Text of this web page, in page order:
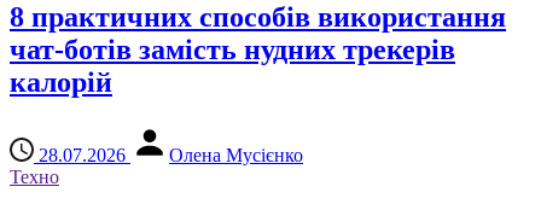
8 практичних способів використання
чат-ботів замість нудних трекерів
калорій
28.07.2026
Олена Мусієнко
Техно